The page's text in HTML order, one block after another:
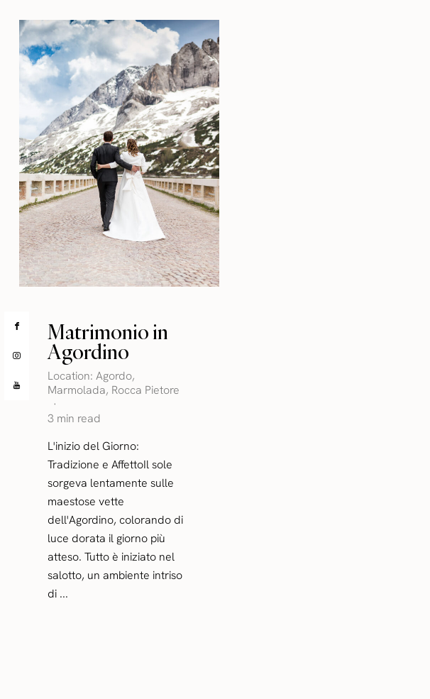
Matrimonio in
Agordino
Location:Agordo,
Marmolada, Rocca Pietore
3 min read
L'inizio del Giorno:
Tradizione e AffettoIl sole
sorgeva lentamente sulle
maestose vette
dell'Agordino, colorando di
luce dorata il giorno più
atteso. Tutto è iniziato nel
salotto, un ambiente intriso
di ...